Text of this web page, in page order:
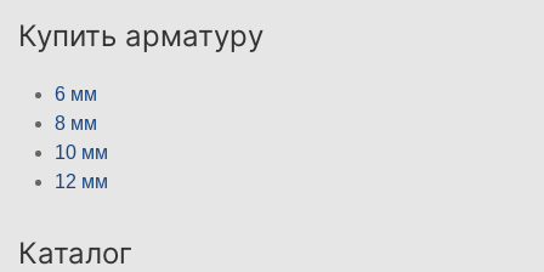
Купить арматуру
6 мм
8 мм
10 мм
12 мм
Каталог